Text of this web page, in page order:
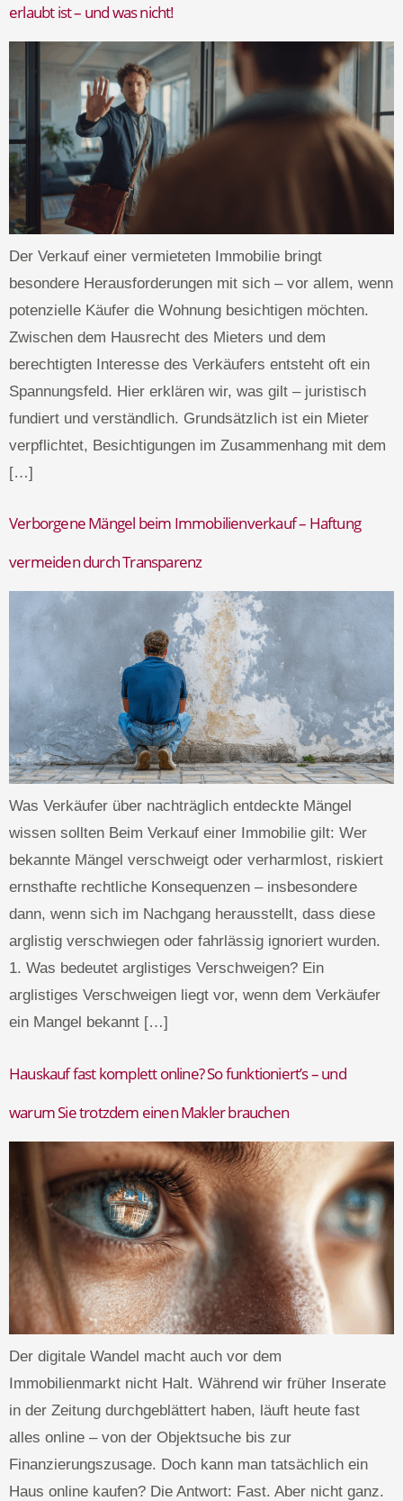
erlaubt ist – und was nicht!
Der Verkauf einer vermieteten Immobilie bringt
besondere Herausforderungen mit sich – vor allem, wenn
potenzielle Käufer die Wohnung besichtigen möchten.
Zwischen dem Hausrecht des Mieters und dem
berechtigten Interesse des Verkäufers entsteht oft ein
Spannungsfeld. Hier erklären wir, was gilt – juristisch
fundiert und verständlich. Grundsätzlich ist ein Mieter
verpflichtet, Besichtigungen im Zusammenhang mit dem
[…]
Verborgene Mängel beim Immobilienverkauf – Haftung
vermeiden durch Transparenz
Was Verkäufer über nachträglich entdeckte Mängel
wissen sollten Beim Verkauf einer Immobilie gilt: Wer
bekannte Mängel verschweigt oder verharmlost, riskiert
ernsthafte rechtliche Konsequenzen – insbesondere
dann, wenn sich im Nachgang herausstellt, dass diese
arglistig verschwiegen oder fahrlässig ignoriert wurden.
1. Was bedeutet arglistiges Verschweigen? Ein
arglistiges Verschweigen liegt vor, wenn dem Verkäufer
ein Mangel bekannt […]
Hauskauf fast komplett online? So funktioniert’s – und
warum Sie trotzdem einen Makler brauchen
Der digitale Wandel macht auch vor dem
Immobilienmarkt nicht Halt. Während wir früher Inserate
in der Zeitung durchgeblättert haben, läuft heute fast
alles online – von der Objektsuche bis zur
Finanzierungszusage. Doch kann man tatsächlich ein
Haus online kaufen? Die Antwort: Fast. Aber nicht ganz.